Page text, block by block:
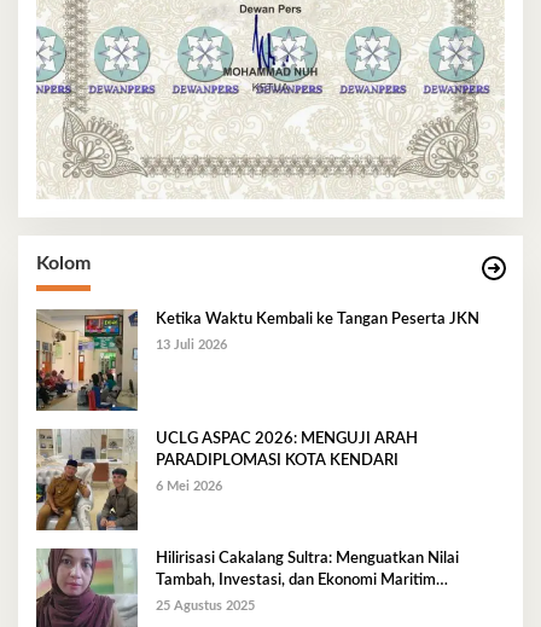
Kolom
Ketika Waktu Kembali ke Tangan Peserta JKN
13 Juli 2026
UCLG ASPAC 2026: MENGUJI ARAH
PARADIPLOMASI KOTA KENDARI
6 Mei 2026
Hilirisasi Cakalang Sultra: Menguatkan Nilai
Tambah, Investasi, dan Ekonomi Maritim
Berkelanjutan
25 Agustus 2025